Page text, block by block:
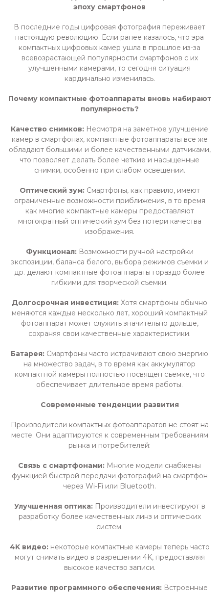
эпоху смартфонов
В последние годы цифровая фотография переживает
настоящую революцию. Если ранее казалось, что эра
компактных цифровых камер ушла в прошлое из-за
всевозрастающей популярности смартфонов с их
улучшенными камерами, то сегодня ситуация
кардинально изменилась.
Почему компактные фотоаппараты вновь набирают
популярность?
Качество снимков: Несмотря на заметное улучшение
камер в смартфонах, компактные фотоаппараты все же
обладают большими и более качественными датчиками,
что позволяет делать более четкие и насыщенные
снимки, особенно при слабом освещении.
Оптический зум:Смартфоны, как правило, имеют
ограниченные возможности приближения, в то время
как многие компактные камеры предоставляют
многократный оптический зум без потери качества
изображения.
Функционал:Возможности ручной настройки
экспозиции, баланса белого, выбора режимов съемки и
др. делают компактные фотоаппараты гораздо более
гибкими для творческой съемки.
Долгосрочная инвестиция: Хотя смартфоны обычно
меняются каждые несколько лет, хороший компактный
фотоаппарат может служить значительно дольше,
сохраняя свои качественные характеристики.
Батарея: Смартфоны часто истрачивают свою энергию
на множество задач, в то время как аккумулятор
компактной камеры полностью посвящен съемке, что
обеспечивает длительное время работы.
Современные тенденции развития
Производители компактных фотоаппаратов не стоят на
месте. Они адаптируются к современным требованиям
рынка и потребителей:
Связь с смартфонами: Многие модели снабжены
функцией быстрой передачи фотографий на смартфон
через Wi-Fi или Bluetooth.
Улучшенная оптика:Производители инвестируют в
разработку более качественных линз и оптических
систем.
4K видео:некоторые компактные камеры теперь часто
могут снимать видео в разрешении 4K, предоставляя
высокое качество записи.
Развитие программного обеспечения: Встроенные